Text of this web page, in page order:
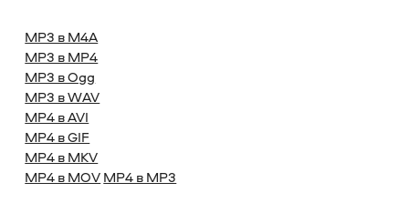
MP3 в M4A
MP3 в MP4
MP3 в Ogg
MP3 в WAV
MP4 в AVI
MP4 в GIF
MP4 в MKV
MP4 в MOVMP4 в MP3